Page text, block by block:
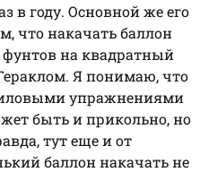
в году. Основной же его
что накачать баллон
фунтов на квадратный
Я понимаю, что
упражнениями
быть и прикольно, но
тут еще и от
баллон накачать не